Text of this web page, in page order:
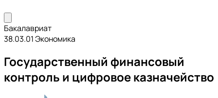
Бакалавриат
38.03.01 Экономика
Государственный финансовый
контроль и цифровое казначейство